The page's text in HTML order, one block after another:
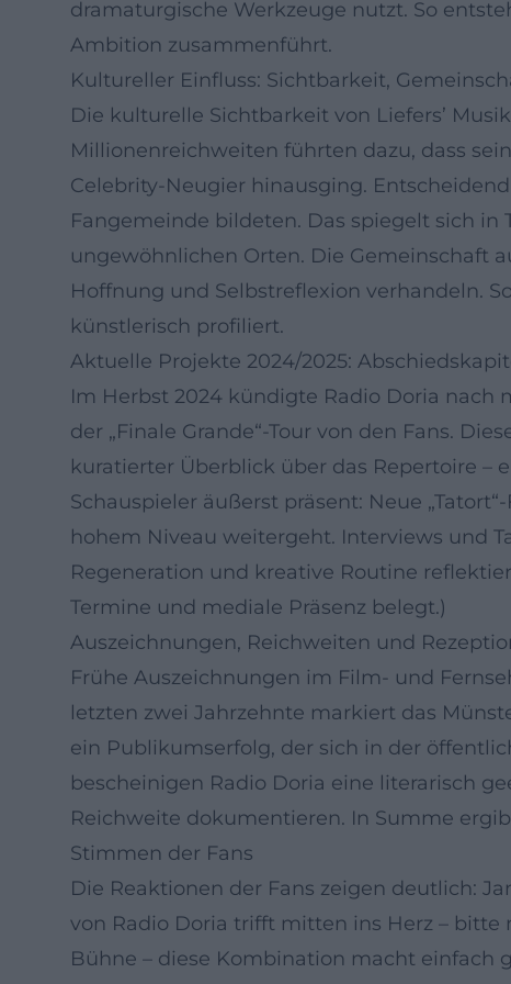
dramaturgische Werkzeuge nutzt. So
Ambition zusammenführt.
Kultureller Einfluss: Sichtbarkeit,
Die kulturelle Sichtbarkeit von Liefers’
Millionenreichweiten führten dazu, dass
Celebrity-Neugier hinausging.
Fangemeinde bildeten. Das spiegelt sich
ungewöhnlichen Orten. Die Gemeinschaft
Hoffnung und Selbstreflexion verhandeln.
künstlerisch profiliert.
Aktuelle Projekte 2024/2025:
Im Herbst 2024 kündigte Radio Doria nach
der „Finale Grande“-Tour von den Fans.
kuratierter Überblick über das Repertoire –
Schauspieler äußerst präsent: Neue
hohem Niveau weitergeht. Interviews und
Regeneration und kreative Routine
Termine und mediale Präsenz belegt.)
Auszeichnungen, Reichweiten und
Frühe Auszeichnungen im Film- und
letzten zwei Jahrzehnte markiert das
ein Publikumserfolg, der sich in der
bescheinigen Radio Doria eine literarisch
Reichweite dokumentieren. In Summe
Stimmen der Fans
Die Reaktionen der Fans zeigen deutlich:
von Radio Doria trifft mitten ins Herz – bitte
Bühne – diese Kombination macht einfach